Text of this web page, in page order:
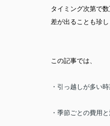
タイミング次第で
差が出ることも珍し
この記事では、
・引っ越しが多い
・季節ごとの費用